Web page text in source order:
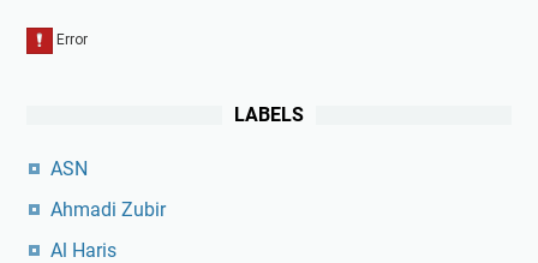
LABELS
ASN
Ahmadi Zubir
Al Haris